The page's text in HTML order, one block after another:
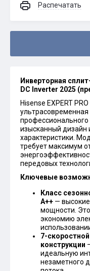
Распечатать
Инверторная
DC Inverter 2025
Hisense EXPERT
ультрасовременная
изысканный дизайн
характеристики.
требует максимум
передовых
Ключевые
Класс
А++ —
мощности.
экономию
7-
конструкции
идеальную
незаметного